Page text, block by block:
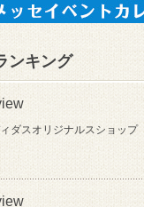
ンキング
ダスオリジナルスショップ